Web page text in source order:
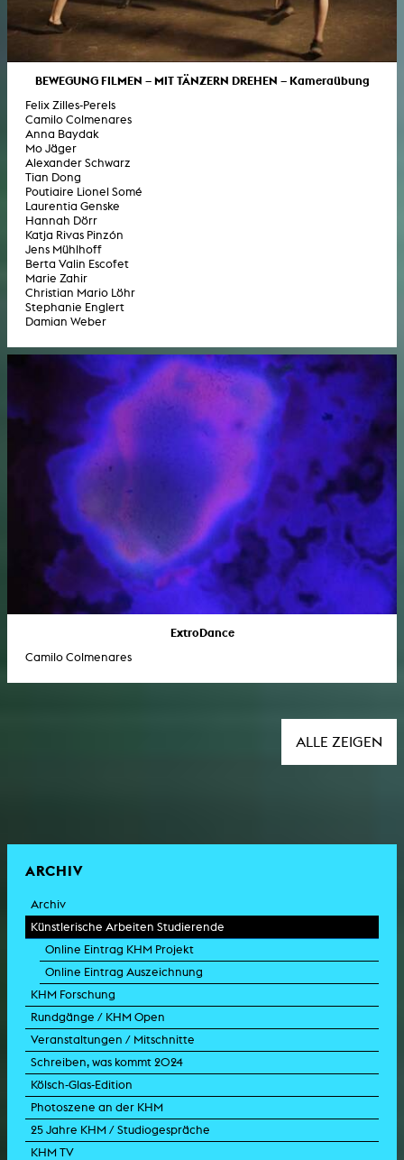
BEWEGUNG FILMEN – MIT TÄNZERN DREHEN – Kameraübung
Felix Zilles-Perels
Camilo Colmenares
Anna Baydak
Mo Jäger
Alexander Schwarz
Tian Dong
Poutiaire Lionel Somé
Laurentia Genske
Hannah Dörr
Katja Rivas Pinzón
Jens Mühlhoff
Berta Valin Escofet
Marie Zahir
Christian Mario Löhr
Stephanie Englert
Damian Weber
ExtroDance
Camilo Colmenares
ALLE ZEIGEN
ARCHIV
Archiv
Künstlerische Arbeiten Studierende
Online Eintrag KHM Projekt
Online Eintrag Auszeichnung
KHM Forschung
Rundgänge / KHM Open
Veranstaltungen / Mitschnitte
Schreiben, was kommt 2024
Kölsch-Glas-Edition
Photoszene an der KHM
25 Jahre KHM / Studiogespräche
KHM TV